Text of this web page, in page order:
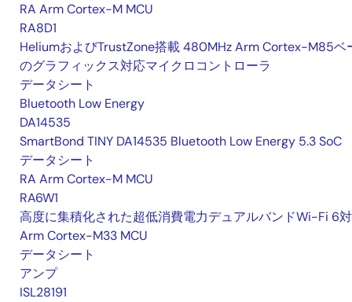
RA Arm Cortex-M MCU
RA8D1
HeliumおよびTrustZone搭載 480MHz Arm Cortex-M85ベ
のグラフィックス対応マイクロコントローラ
データシート
Bluetooth Low Energy
DA14535
SmartBond TINY DA14535 Bluetooth Low Energy 5.3 SoC
データシート
RA Arm Cortex-M MCU
RA6W1
高度に集積化された超低消費電力デュアルバンドWi-Fi 6
Arm Cortex-M33 MCU
データシート
アンプ
ISL28191